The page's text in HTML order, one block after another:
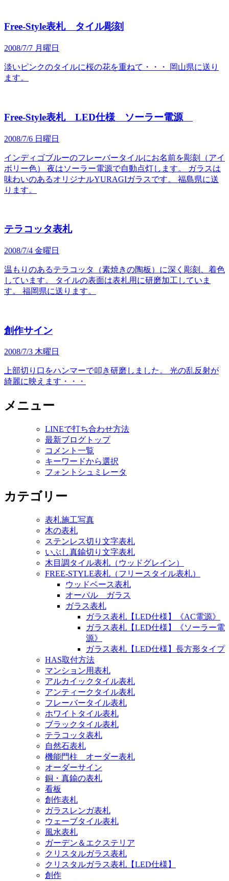
Free-Style表札 タイル彫刻
2008/7/7 月曜日
淡いピンクのタイルに桜の花を重ねて・・・ 岡山県に送り
ます。
Free-Style表札 LED仕様 ソーラー電源
2008/7/6 日曜日
インディゴブルーのフレーバータイルにお名前を彫刻（アイ
ボリー色） 夜はソーラー電源で自動点灯します。 ガラスは
味わいのあるオリジナルYURAGIガラスです。 福島県に送
ります。
テラコッタ表札
2008/7/4 金曜日
温もりのあるテラコッタ（素焼きの陶板）に深く彫刻、着色
しています。 タイルの表面は表札用に研磨加工していま
す。 福岡県に送ります。
創作サイン
2008/7/3 木曜日
上部切り口をハンマーで叩き研磨しました。 光の乱反射が
綺麗に映えます・・・
メニュー
LINEで打ち合わせ方法
最新ブログトップ
コメント一覧
キーワードから選択
フォントシュミレータ
カテゴリー
表札施工写真
木の表札
ステンレス切り文字表札
いぶし真鍮切り文字表札
木目調タイル表札（ウッドグレイン）
FREE-STYLE表札（フリースタイル表札）
ウッドベース表札
オーバル ガラス
ガラス表札
ガラス表札【LED仕様】《AC電源》
ガラス表札【LED仕様】《ソーラー電
源》
ガラス表札【LED仕様】長方形タイプ
HAS取付方法
マンション用表札
アルカイックタイル表札
アンティークタイル表札
フレーバータイル表札
ホワイトタイル表札
ブラックタイル表札
テラコッタ表札
自然石表札
機能門柱 オーダー表札
オーダーサイン
銅・真鍮の表札
看板
創作表札
ガラスレンガ表札
ウェーブタイル表札
風水表札
ガーデン＆エクステリア
クリスタルガラス表札
クリスタルガラス表札【LED仕様】
創作